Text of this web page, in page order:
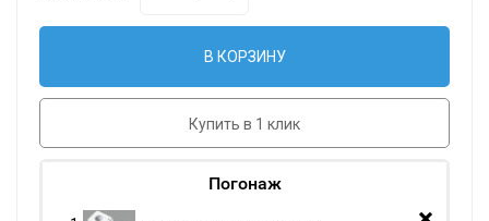
В КОРЗИНУ
Купить в 1 клик
Погонаж